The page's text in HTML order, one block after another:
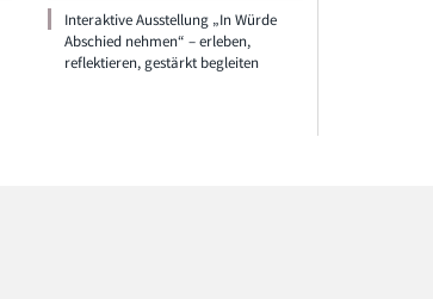
Interaktive Ausstellung „In Würde
Abschied nehmen“ – erleben,
reflektieren, gestärkt begleiten